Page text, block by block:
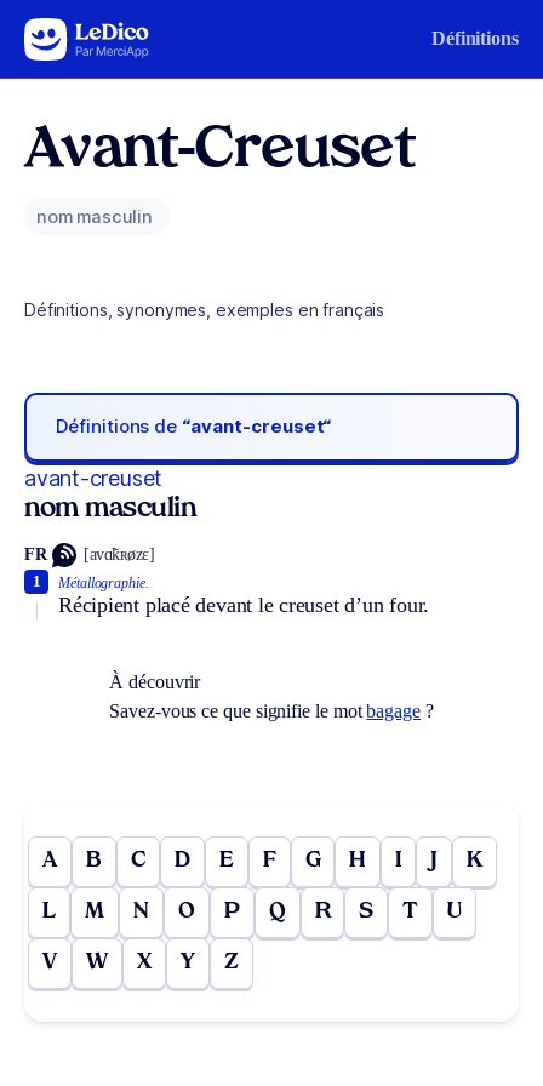
Aller au contenu Définitions
Avant-Creuset
nom masculin
Définitions, synonymes, exemples en français
Définitions de “avant-creuset“
avant-creuset
nom masculin
FR [avɑ̃kʀøzɛ]
Métallographie.
Récipient placé devant le creuset d’un four.
1
À découvrir
Savez-vous ce que signifie le motbagage?
A B C D E F G H I J K
L M N O P Q R S T U
V W X Y Z